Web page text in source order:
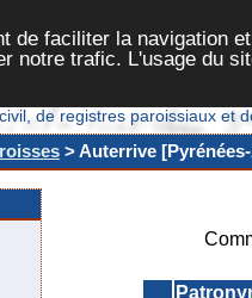
de faciliter la navigation
notre trafic. L'usage du
de registres paroissiaux et
> Auterrive